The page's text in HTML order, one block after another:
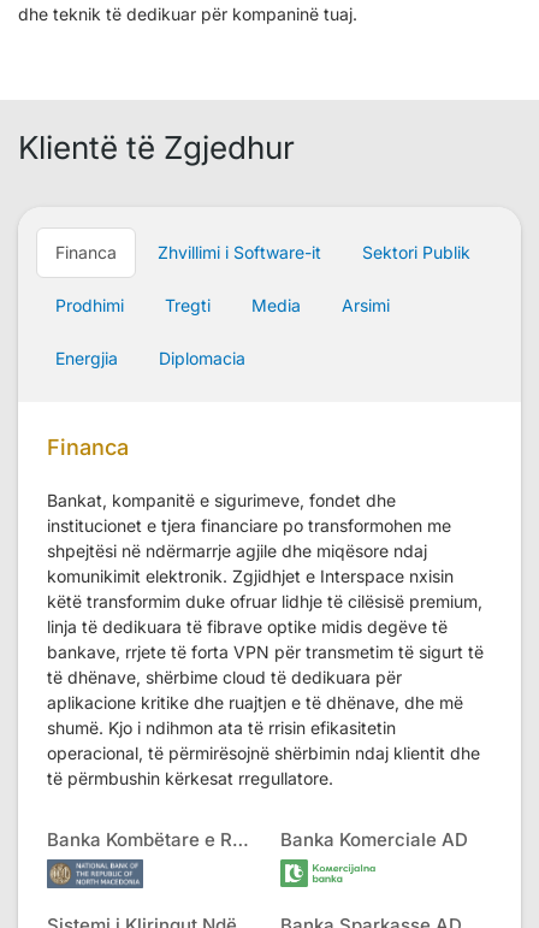
dhe teknik të dedikuar për kompaninë tuaj.
Klientë të Zgjedhur
Financa Zhvillimi i Software-it Sektori Publik
Prodhimi Tregti Media Arsimi
Energjia Diplomacia
Financa
Bankat, kompanitë e sigurimeve, fondet dhe
institucionet e tjera financiare po transformohen me
shpejtësi në ndërmarrje agjile dhe miqësore ndaj
komunikimit elektronik. Zgjidhjet e Interspace nxisin
këtë transformim duke ofruar lidhje të cilësisë premium,
linja të dedikuara të fibrave optike midis degëve të
bankave, rrjete të forta VPN për transmetim të sigurt të
të dhënave, shërbime cloud të dedikuara për
aplikacione kritike dhe ruajtjen e të dhënave, dhe më
shumë. Kjo i ndihmon ata të rrisin efikasitetin
operacional, të përmirësojnë shërbimin ndaj klientit dhe
të përmbushin kërkesat rregullatore.
Banka Kombëtare e RMV Banka Komerciale AD